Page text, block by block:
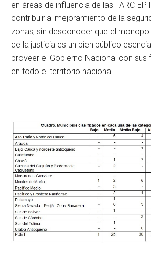
en áreas de influencia de las FARC-EP
contribuir al mejoramiento de la
zonas, sin desconocer que el
de la justicia es un bien público
proveer el Gobierno Nacional con sus
en todo el territorio nacional.